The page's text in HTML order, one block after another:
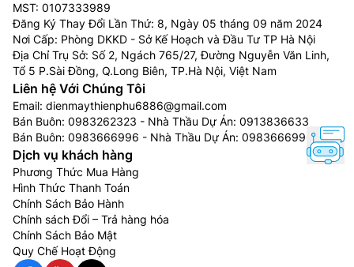
MST: 0107333989
Đăng Ký Thay Đổi Lần Thứ: 8, Ngày 05 tháng 09 năm 2024
Nơi Cấp: Phòng DKKD - Sở Kế Hoạch và Đầu Tư TP Hà Nội
Địa Chỉ Trụ Sở: Số 2, Ngách 765/27, Đường Nguyễn Văn Linh,
Tổ 5 P.Sài Đồng, Q.Long Biên, TP.Hà Nội, Việt Nam
Liên hệ Với Chúng Tôi
Email: dienmaythienphu6886@gmail.com
Bán Buôn: 0983262323 - Nhà Thầu Dự Án: 0913836633
Bán Buôn: 0983666996 - Nhà Thầu Dự Án: 0983666996
Dịch vụ khách hàng
Phương Thức Mua Hàng
Hình Thức Thanh Toán
Chính Sách Bảo Hành
Chính sách Đổi – Trả hàng hóa
Chính Sách Bảo Mật
Quy Chế Hoạt Động